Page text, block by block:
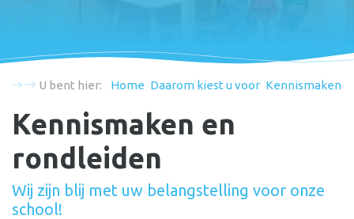
U bent hier: Home Daarom kiest u voor Kennismaken
Kennismaken en
rondleiden
Wij zijn blij met uw belangstelling voor onze
school!